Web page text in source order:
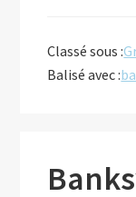
Classé sous :
Balisé avec :